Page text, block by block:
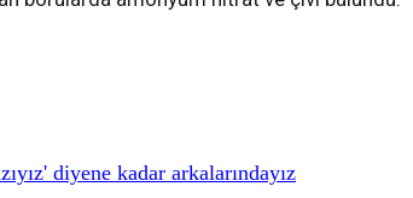
diyene kadar arkalarındayız